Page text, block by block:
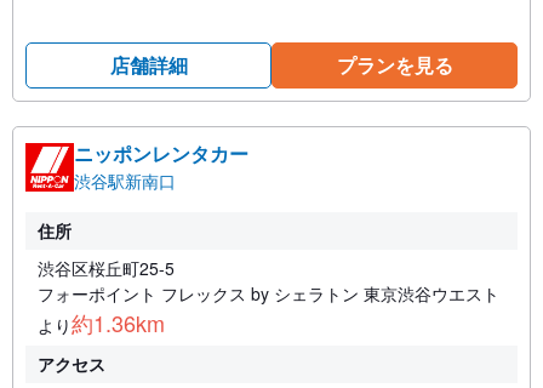
店舗詳細 プランを見る
ニッポンレンタカー
渋谷駅新南口
住所
渋谷区桜丘町25-5
フォーポイント フレックス by シェラトン 東京渋谷ウエスト
より約1.36km
アクセス